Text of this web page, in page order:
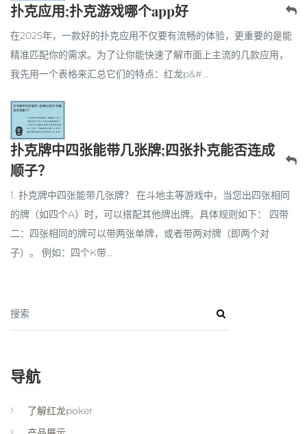
扑克应用;扑克游戏哪个app好
在2025年，一款好的扑克应用不仅要有流畅的体验，更重要的是能
精准匹配你的需求。为了让你能快速了解市面上主流的几款应用，
我先用一个表格来汇总它们的特点：红龙p&#...
扑克牌中四张能带几张牌;四张扑克能否连成
顺子？
1. 扑克牌中四张能带几张牌？ 在斗地主等游戏中，当您出四张相同
的牌（如四个A）时，可以搭配其他牌出牌。具体规则如下： 四带
二：四张相同的牌可以带两张单牌，或者带两对牌（即两个对
子）。 例如：四个K带...
搜索
导航
了解红龙poker